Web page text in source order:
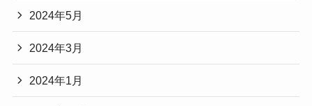
2024年5月
2024年3月
2024年1月